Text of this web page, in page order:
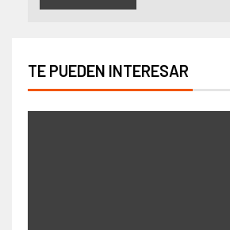
TE PUEDEN INTERESAR